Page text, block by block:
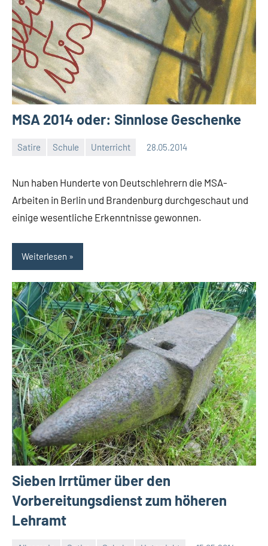
MSA 2014 oder: Sinnlose Geschenke
Satire Schule Unterricht 28.05.2014
Nun haben Hunderte von Deutschlehrern die MSA-
Arbeiten in Berlin und Brandenburg durchgeschaut und
einige wesentliche Erkenntnisse gewonnen.
Weiterlesen
Sieben Irrtümer über den
Vorbereitungsdienst zum höheren
Lehramt